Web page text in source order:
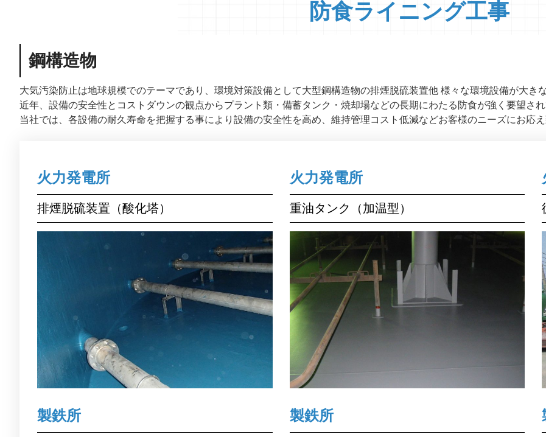
防食ライニング工事
鋼構造物
大気汚染防止は地球規模でのテーマであり、環境対策設備として大型鋼構造物の排煙脱硫装置他 様々な環境設備が大き
近年、設備の安全性とコストダウンの観点からプラント類・備蓄タンク・焼却場などの長期にわたる防食が強く要望され
当社では、各設備の耐久寿命を把握する事により設備の安全性を高め、維持管理コスト低減などお客様のニーズにお応え
火力発電所
排煙脱硫装置（酸化塔）
火力発電所
重油タンク（加温型）
製鉄所 製鉄所